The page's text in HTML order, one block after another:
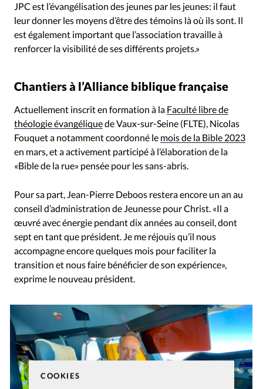
COOKIES
JPC est l’évangélisation des jeunes par les jeunes: il faut
leur donner les moyens d’être des témoins là où ils sont. Il
est également important que l’association travaille à
renforcer la visibilité de ses différents projets.»
Chantiers à l’Alliance biblique française
Actuellement inscrit en formation à la Faculté libre de
théologie évangéliquede Vaux-sur-Seine (FLTE), Nicolas
Fouquet a notamment coordonné le mois de la Bible 2023
en mars, et a activement participé à l’élaboration de la
«Bible de la rue» pensée pour les sans-abris.
Pour sa part, Jean-Pierre Deboos restera encore un an au
conseil d’administration de Jeunesse pour Christ. «Il a
œuvré avec énergie pendant dix années au conseil, dont
sept en tant que président. Je me réjouis qu’il nous
accompagne encore quelques mois pour faciliter la
transition et nous faire bénéficier de son expérience»,
exprime le nouveau président.